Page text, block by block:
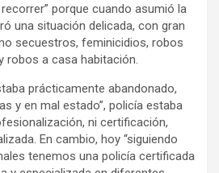
porque cuando asumió la
una situación delicada, con gran
secuestros, feminicidios, robos
robos a casa habitación.
prácticamente abandonado,
y en mal estado”, policía estaba
ni certificación,
En cambio, hoy “siguiendo
tenemos una policía certificada